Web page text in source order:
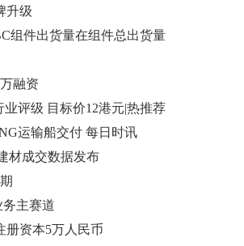
升级
组件出货量在组件总出货量
融资
评级 目标价12港元|热推荐
运输船交付 每日时讯
材成交数据发布
主赛道
册资本5万人民币